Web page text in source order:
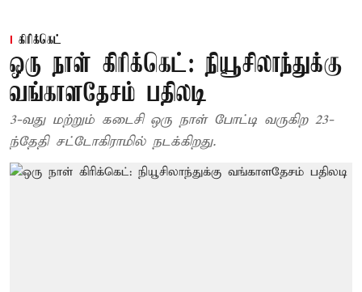
கிரிக்கெட்
ஒரு நாள் கிரிக்கெட்: நியூசிலாந்துக்கு
வங்காளதேசம் பதிலடி
3-வது மற்றும் கடைசி ஒரு நாள் போட்டி வருகிற 23-
ந்தேதி சட்டோகிராமில் நடக்கிறது.